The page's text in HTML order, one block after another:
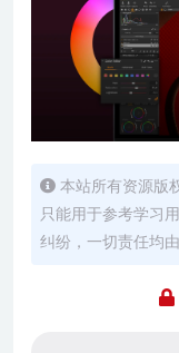
本站所有资源版
只能用于参考学习
纠纷，一切责任均